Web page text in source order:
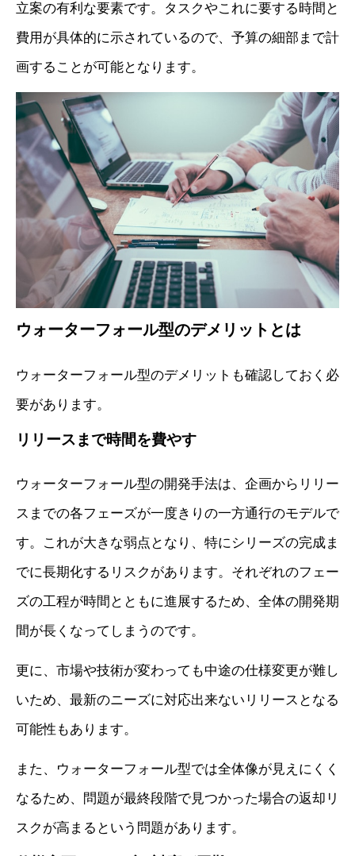
立案の有利な要素です。タスクやこれに要する時間と
費用が具体的に示されているので、予算の細部まで計
画することが可能となります。
ウォーターフォール型のデメリットとは
ウォーターフォール型のデメリットも確認しておく必
要があります。
リリースまで時間を費やす
ウォーターフォール型の開発手法は、企画からリリー
スまでの各フェーズが一度きりの一方通行のモデルで
す。これが大きな弱点となり、特にシリーズの完成ま
でに長期化するリスクがあります。それぞれのフェー
ズの工程が時間とともに進展するため、全体の開発期
間が長くなってしまうのです。
更に、市場や技術が変わっても中途の仕様変更が難し
いため、最新のニーズに対応出来ないリリースとなる
可能性もあります。
また、ウォーターフォール型では全体像が見えにくく
なるため、問題が最終段階で見つかった場合の返却リ
スクが高まるという問題があります。